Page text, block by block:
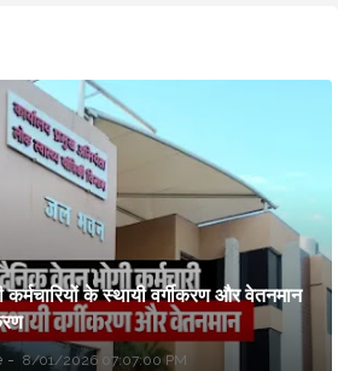
के स्थायी वर्गीकरण और वेतनमान
8/01/2026 07:07:00 PM